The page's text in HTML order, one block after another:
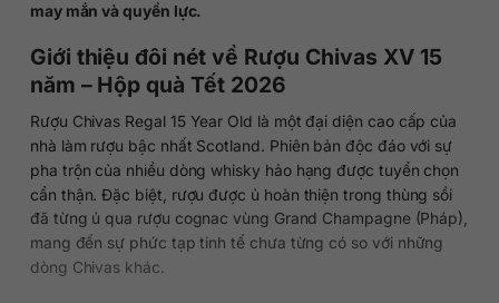
may mắn và quyền lực.
Giới thiệu đôi nét về Rượu Chivas XV 15
năm – Hộp quà Tết 2026
Rượu Chivas Regal 15 Year Old là một đại diện cao cấp của
nhà làm rượu bậc nhất Scotland. Phiên bản độc đáo với sự
pha trộn của nhiều dòng whisky hảo hạng được tuyển chọn
cẩn thận. Đặc biệt, rượu được ủ hoàn thiện trong thùng sồi
đã từng ủ qua rượu cognac vùng Grand Champagne (Pháp),
mang đến sự phức tạp tinh tế chưa từng có so với những
dòng Chivas khác.